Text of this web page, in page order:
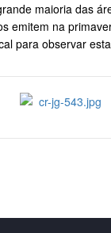
maioria das
emitem na
para observar